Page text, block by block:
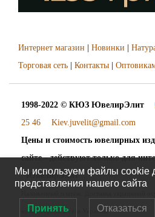
Интернет магазин | Новинки |
Торговая сеть | Контакты |
1998-2022 © КЮЗ ЮвелирЭлит
25 46
Kiev.juvelit@gmail.com
Цены и стоимость ювелирных
сайте - действуют только для
"ЮвелирЭлит".
во все города и сёла Украины
Мы используем файлы cookie
представления нашего сайта
Принять Отказаться